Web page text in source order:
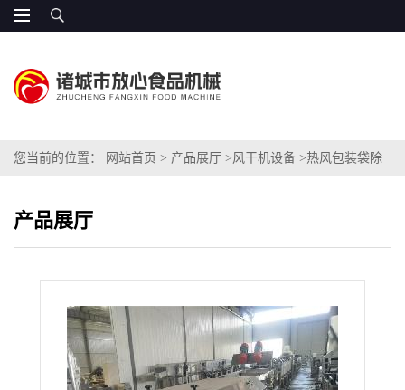
您当前的位置： 网站首页 > 产品展厅 >风干机设备 >热风包装袋除
产品展厅